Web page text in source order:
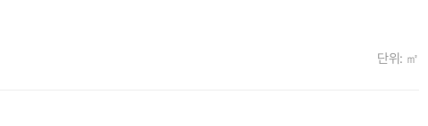
단위: ㎡